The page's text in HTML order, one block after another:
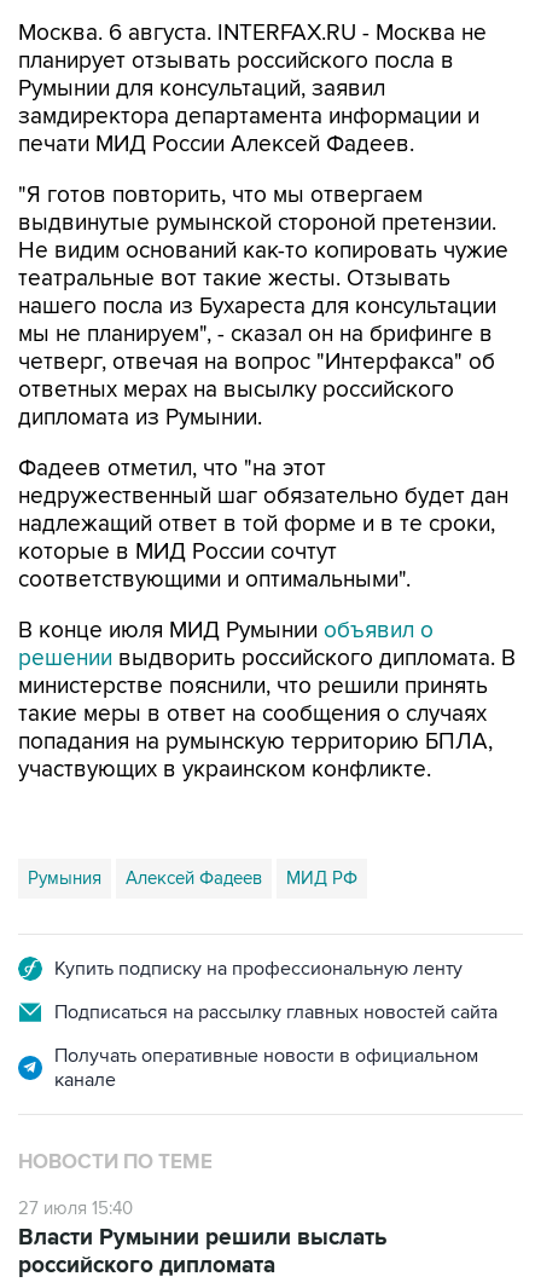
Москва. 6 августа. INTERFAX.RU - Москва не
планирует отзывать российского посла в
Румынии для консультаций, заявил
замдиректора департамента информации и
печати МИД России Алексей Фадеев.
"Я готов повторить, что мы отвергаем
выдвинутые румынской стороной претензии.
Не видим оснований как-то копировать чужие
театральные вот такие жесты. Отзывать
нашего посла из Бухареста для консультации
мы не планируем", - сказал он на брифинге в
четверг, отвечая на вопрос "Интерфакса" об
ответных мерах на высылку российского
дипломата из Румынии.
Фадеев отметил, что "на этот
недружественный шаг обязательно будет дан
надлежащий ответ в той форме и в те сроки,
которые в МИД России сочтут
соответствующими и оптимальными".
В конце июля МИД Румынии объявил о
решении выдворить российского дипломата. В
министерстве пояснили, что решили принять
такие меры в ответ на сообщения о случаях
попадания на румынскую территорию БПЛА,
участвующих в украинском конфликте.
Румыния Алексей Фадеев МИД РФ
Купить подписку на профессиональную ленту
Подписаться на рассылку главных новостей сайта
Получать оперативные новости в официальном
канале
НОВОСТИ ПО ТЕМЕ
27 июля 15:40
Власти Румынии решили выслать
российского дипломата